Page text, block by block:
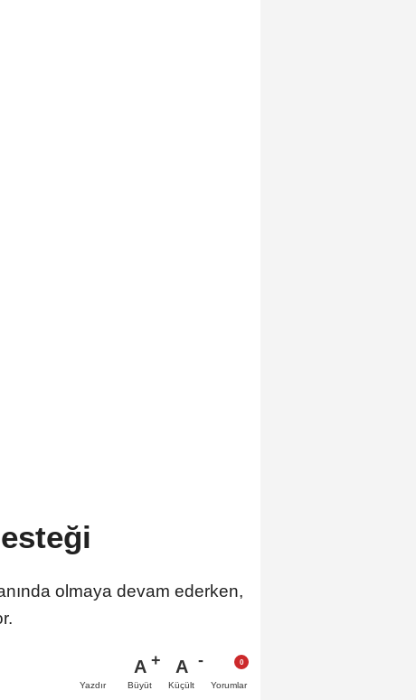
olmaya devam ederken,
Yazdır
A
Büyüt
A
Küçült Yorumlar